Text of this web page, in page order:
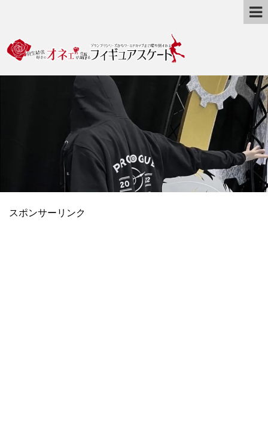
スポンサーリンク